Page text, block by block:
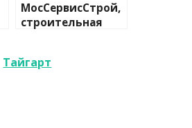
МосСервисСтрой,
строительная
Тайгарт